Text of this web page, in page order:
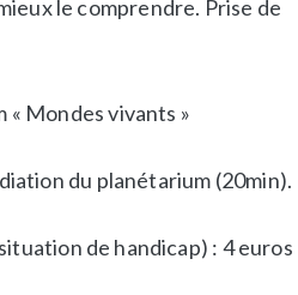
le comprendre. Prise de
« Mondes vivants »
du planétarium (20min).
de handicap) : 4 euros